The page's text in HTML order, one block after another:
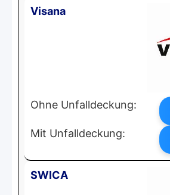
Visana
Ohne Unfalldeckung:
Mit Unfalldeckung:
SWICA